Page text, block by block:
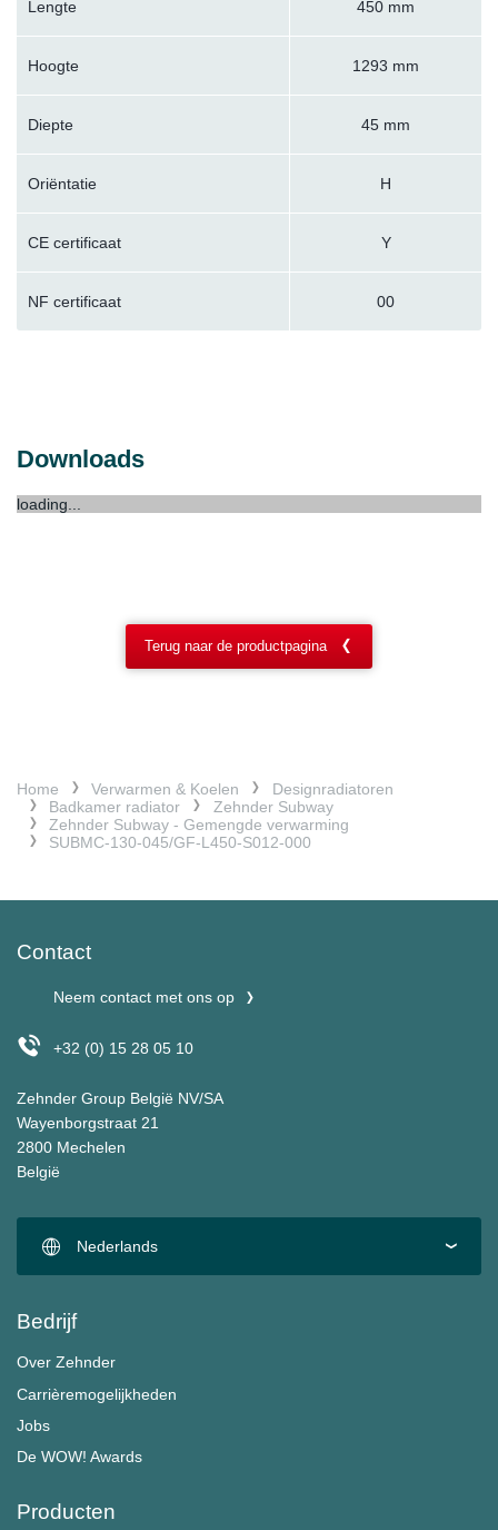
Lengte 450 mm
Hoogte 1293 mm
Diepte 45 mm
Oriëntatie H
CE certificaat Y
NF certificaat 00
Downloads
loading...
Terug naar de productpagina
Home Verwarmen & Koelen
Designradiatoren
Badkamer radiator
Zehnder Subway
Zehnder Subway - Gemengde verwarming
SUBMC-130-045/GF-L450-S012-000
Contact
Neem contact met ons op
+32 (0) 15 28 05 10
Zehnder Group België NV/SA
Wayenborgstraat 21
2800 Mechelen
België
Nederlands
Bedrijf
Over Zehnder
Carrièremogelijkheden
Jobs
De WOW! Awards
Producten